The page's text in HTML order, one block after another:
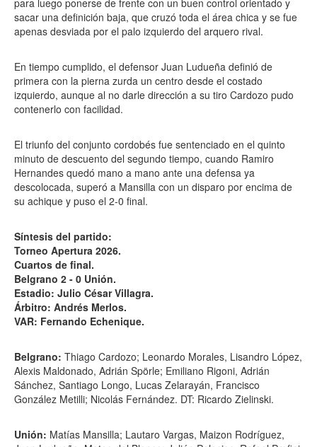
para luego ponerse de frente con un buen control orientado y
sacar una definición baja, que cruzó toda el área chica y se fue
apenas desviada por el palo izquierdo del arquero rival.
En tiempo cumplido, el defensor Juan Ludueña definió de
primera con la pierna zurda un centro desde el costado
izquierdo, aunque al no darle dirección a su tiro Cardozo pudo
contenerlo con facilidad.
El triunfo del conjunto cordobés fue sentenciado en el quinto
minuto de descuento del segundo tiempo, cuando Ramiro
Hernandes quedó mano a mano ante una defensa ya
descolocada, superó a Mansilla con un disparo por encima de
su achique y puso el 2-0 final.
Síntesis del partido:
Torneo Apertura 2026.
Cuartos de final.
Belgrano 2 - 0 Unión.
Estadio: Julio César Villagra.
Árbitro: Andrés Merlos.
VAR: Fernando Echenique.
Belgrano: Thiago Cardozo; Leonardo Morales, Lisandro López,
Alexis Maldonado, Adrián Spörle; Emiliano Rigoni, Adrián
Sánchez, Santiago Longo, Lucas Zelarayán, Francisco
González Metilli; Nicolás Fernández. DT: Ricardo Zielinski.
Unión: Matías Mansilla; Lautaro Vargas, Maizon Rodríguez,